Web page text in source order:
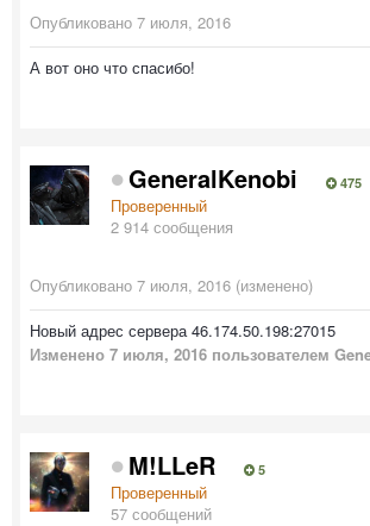
Опубликовано 7 июля, 2016
А вот оно что спасибо!
GeneralKenobi 475
Проверенный
2 914 сообщения
Опубликовано 7 июля, 2016 (изменено)
Новый адрес сервера 46.174.50.198:27015
Изменено 7 июля, 2016 пользователем
M!LLeR 5
Проверенный
57 сообщений